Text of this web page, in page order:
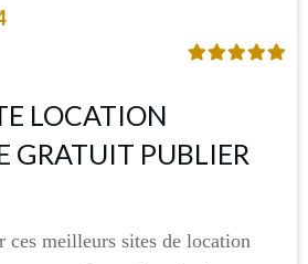
LOCATION
GRATUIT PUBLIER
ces meilleurs sites de location